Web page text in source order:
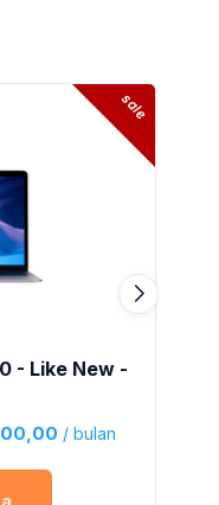
sale
- Like New -
/ bulan